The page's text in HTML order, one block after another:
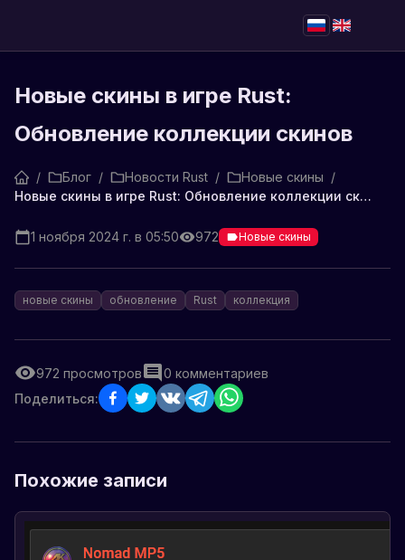
Новые скины в игре Rust:
Обновление коллекции скинов
/ Блог / Новости Rust / Новые скины /
Новые скины в игре Rust: Обновление коллекции скинов
1 ноября 2024 г. в 05:50 972 Новые скины
новые скины обновление Rust коллекция
972 просмотров 0 комментариев
Поделиться:
Похожие записи